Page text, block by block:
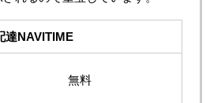
達NAVITIME
無料